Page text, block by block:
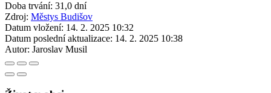
Doba trvání: 31,0 dní
Zdroj: Městys Budišov
Datum vložení: 14. 2. 2025 10:32
Datum poslední aktualizace: 14. 2. 2025 10:38
Autor: Jaroslav Musil